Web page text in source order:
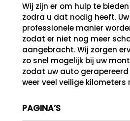
Wij zijn er om hulp te
zodra u dat nodig heeft.
professionele manier
zodat er niet nog meer
aangebracht.Wij zorgen
zo snel mogelijk bij uw
zodat uw auto gerapereerd
weer veel veilige kilometers
PAGINA’S